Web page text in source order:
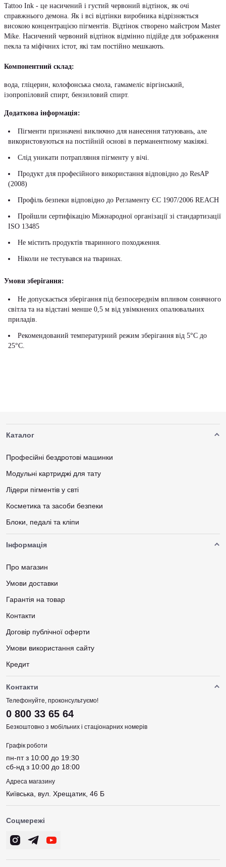
Tattoo Ink - це насичений і густий червоний відтінок, як очі
справжнього демона. Як і всі відтінки виробника відрізняється
високою концентрацією пігментів. Відтінок створено майстром Master
Mike. Насичений червоний відтінок відмінно підійде для зображення
пекла та міфічних істот, які там постійно мешкають.
Компонентний склад:
вода, гліцерин, колофонська смола, гамамеліс віргінський,
ізопропіловий спирт, бензиловий спирт.
Додаткова інформація:
Пігменти призначені виключно для нанесення татуювань, але
використовуються на постійній основі в перманентному макіяжі.
Слід уникати потрапляння пігменту у вічі.
Продукт для професійного використання відповідно до ResAP
(2008)
Профіль безпеки відповідно до Регламенту ЄС 1907/2006 REACH
Пройшли сертифікацію Міжнародної організації зі стандартизації
ISO 13485
Не містить продуктів тваринного походження.
Ніколи не тестувався на тваринах.
Умови зберігання:
Не допускається зберігання під безпосереднім впливом сонячного
світла та на відстані менше 0,5 м від увімкнених опалювальних
приладів.
Рекомендований температурний режим зберігання від 5°С до
25°С.
Каталог
Професійні бездротові машинки
Модульні картриджі для тату
Лідери пігментів у свті
Косметика та засоби безпеки
Блоки, педалі та кліпи
Інформація
Про магазин
Умови доставки
Гарантія на товар
Контакти
Договір публічної оферти
Умови використання сайту
Кредит
Контакти
Телефонуйте, проконсультуємо!
0 800 33 65 64
Безкоштовно з мобільних і стаціонарних номерів
Графік роботи
пн-пт з 10:00 до 19:30
сб-нд з 10:00 до 18:00
Адреса магазину
Київська, вул. Хрещатик, 46 Б
Соцмережі